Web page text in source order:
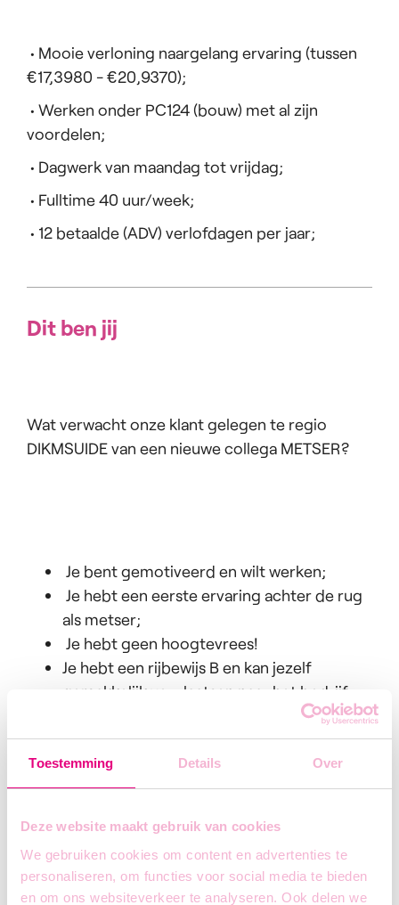
Toestemming Details Over
Deze website maakt gebruik van cookies
We gebruiken cookies om content en advertenties te
personaliseren, om functies voor social media te bieden
en om ons websiteverkeer te analyseren. Ook delen we
• Mooie verloning naargelang ervaring (tussen
€17,3980 - €20,9370);
• Werken onder PC124 (bouw) met al zijn
voordelen;
• Dagwerk van maandag tot vrijdag;
• Fulltime 40 uur/week;
• 12 betaalde (ADV) verlofdagen per jaar;
Dit ben jij
Wat verwacht onze klant gelegen te regio
DIKMSUIDE van een nieuwe collega METSER?
Je bent gemotiveerd en wilt werken;
Je hebt een eerste ervaring achter de rug
als metser;
Je hebt geen hoogtevrees!
Je hebt een rijbewijs B en kan jezelf
gemakkelijk verplaatsen naar het bedrijf;